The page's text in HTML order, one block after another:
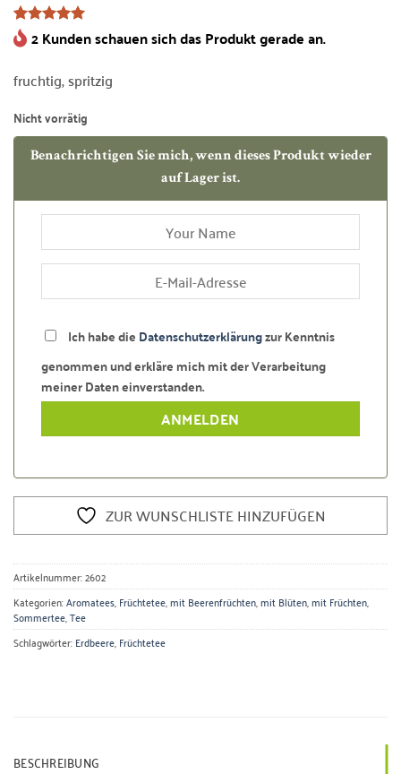
Bewertet
mit 5von
auf
1
Kundenbewertung
2 Kunden schauen sich das Produkt gerade an.
fruchtig, spritzig
Nicht vorrätig
Benachrichtigen Sie mich, wenn dieses Produkt wieder
auf Lager ist.
Ich habe dieDatenschutzerklärungzur Kenntnis
genommen und erkläre mich mit der Verarbeitung
meiner Daten einverstanden.
ZUR WUNSCHLISTE HINZUFÜGEN
Artikelnummer:2602
Kategorien:Aromatees,Früchtetee,mit Beerenfrüchten,mit Blüten,mit Früchten,
Sommertee,Tee
Schlagwörter:Erdbeere,Früchtetee
BESCHREIBUNG